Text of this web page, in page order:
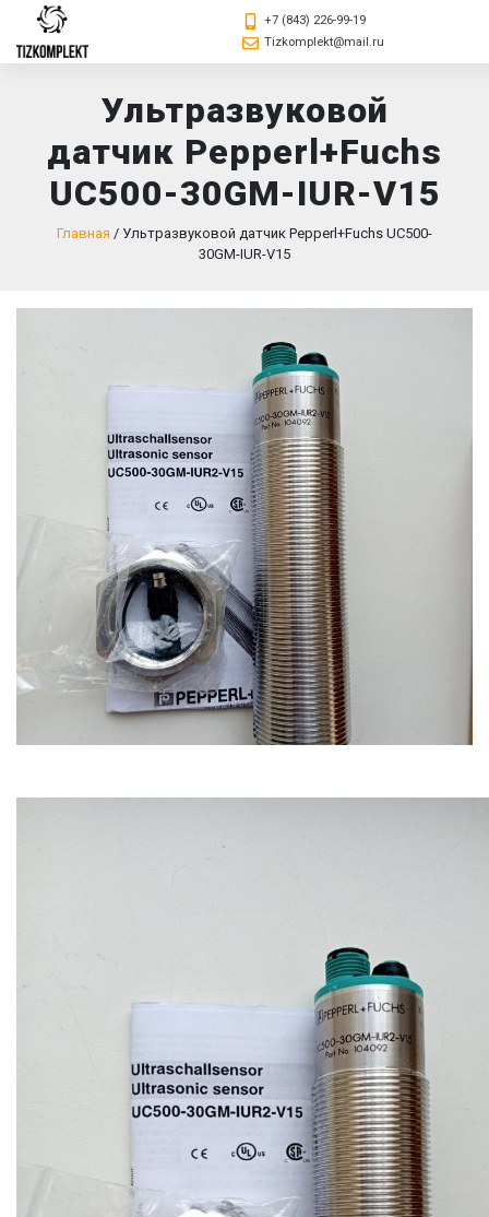
+7 (843) 226-99-19
Tizkomplekt@mail.ru
Ультразвуковой
датчик Pepperl+Fuchs
UC500-30GM-IUR-V15
Главная / Ультразвуковой датчик Pepperl+Fuchs UC500-
30GM-IUR-V15